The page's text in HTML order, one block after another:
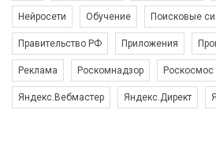
Нейросети Обучение Поисковые
Правительство РФ Приложения
Реклама Роскомнадзор Роскосмос
Яндекс.Вебмастер Яндекс.Директ